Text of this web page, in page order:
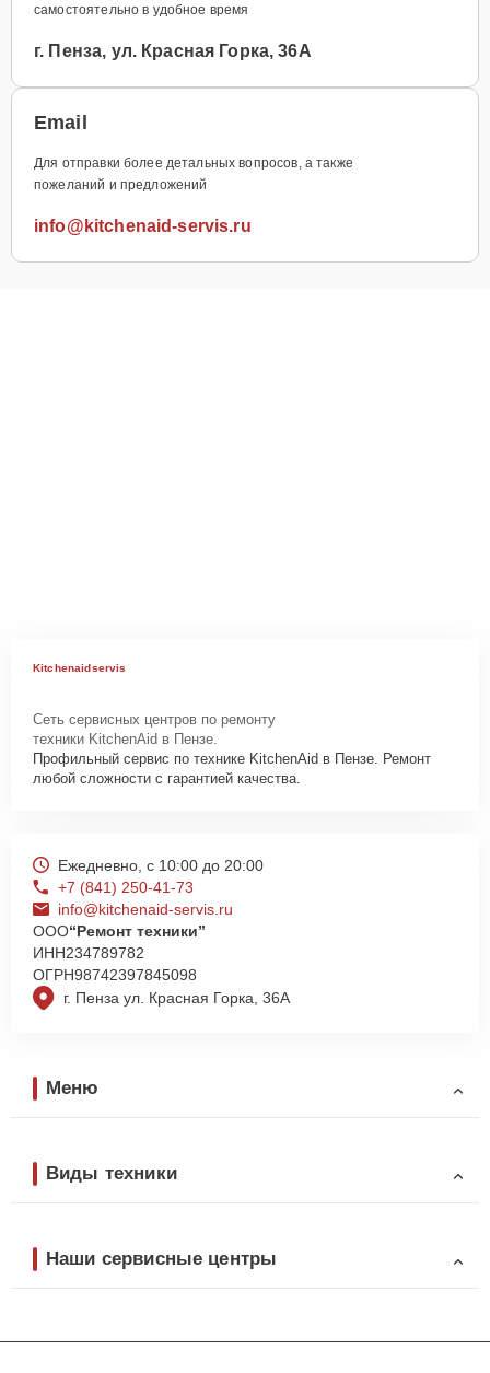
самостоятельно в удобное время
г. Пенза, ул. Красная Горка, 36А
Email
Для отправки более детальных вопросов, а также
пожеланий и предложений
info@kitchenaid-servis.ru
Kitchenaidservis
Сеть сервисных центров по ремонту
техники KitchenAid в Пензе.
Профильный сервис по технике KitchenAid в Пензе. Ремонт
любой сложности с гарантией качества.
г. Пенза ул. Красная Горка, 36А
Ежедневно, с 10:00 до 20:00
+7 (841) 250-41-73
info@kitchenaid-servis.ru
ООО“Ремонт техники”
ИНН234789782
ОГРН98742397845098
Меню
Виды техники
Наши сервисные центры